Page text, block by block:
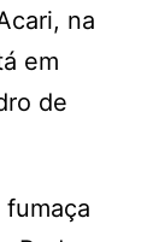
na
em
de